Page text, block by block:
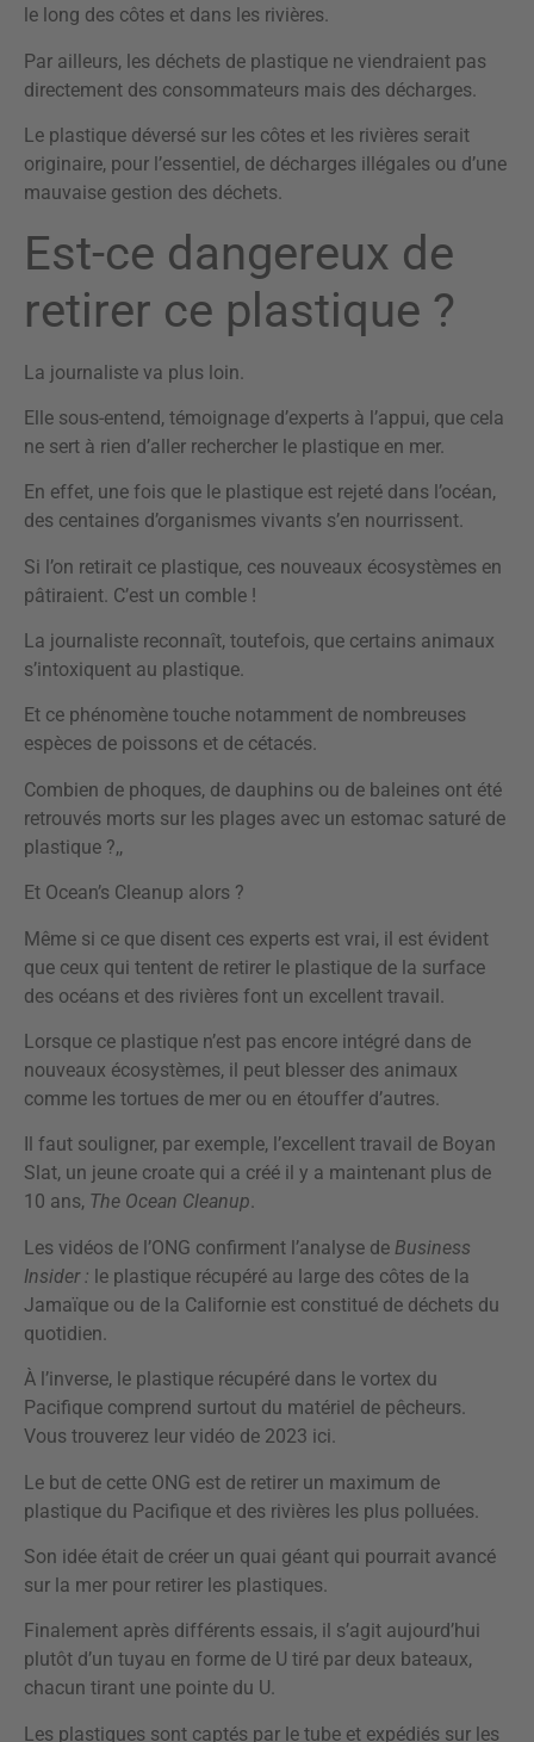
le long des côtes et dans les rivières.
Par ailleurs, les déchets de plastique ne viendraient pas
directement des consommateurs mais des décharges.
Le plastique déversé sur les côtes et les rivières serait
originaire, pour l’essentiel, de décharges illégales ou d’une
mauvaise gestion des déchets.
Est-ce dangereux de
retirer ce plastique ?
La journaliste va plus loin.
Elle sous-entend, témoignage d’experts à l’appui, que cela
ne sert à rien d’aller rechercher le plastique en mer.
En effet, une fois que le plastique est rejeté dans l’océan,
des centaines d’organismes vivants s’en nourrissent.
Si l’on retirait ce plastique, ces nouveaux écosystèmes en
pâtiraient. C’est un comble !
La journaliste reconnaît, toutefois, que certains animaux
s’intoxiquent au plastique.
Et ce phénomène touche notamment de nombreuses
espèces de poissons et de cétacés.
Combien de phoques, de dauphins ou de baleines ont été
retrouvés morts sur les plages avec un estomac saturé de
plastique ?,,
Et Ocean’s Cleanup alors ?
Même si ce que disent ces experts est vrai, il est évident
que ceux qui tentent de retirer le plastique de la surface
des océans et des rivières font un excellent travail.
Lorsque ce plastique n’est pas encore intégré dans de
nouveaux écosystèmes, il peut blesser des animaux
comme les tortues de mer ou en étouffer d’autres.
Il faut souligner, par exemple, l’excellent travail de Boyan
Slat, un jeune croate qui a créé il y a maintenant plus de
10 ans, The Ocean Cleanup.
Les vidéos de l’ONG confirment l’analyse de Business
Insider : le plastique récupéré au large des côtes de la
Jamaïque ou de la Californie est constitué de déchets du
quotidien.
À l’inverse, le plastique récupéré dans le vortex du
Pacifique comprend surtout du matériel de pêcheurs.
Vous trouverez leur vidéo de 2023 ici.
Le but de cette ONG est de retirer un maximum de
plastique du Pacifique et des rivières les plus polluées.
Son idée était de créer un quai géant qui pourrait avancé
sur la mer pour retirer les plastiques.
Finalement après différents essais, il s’agit aujourd’hui
plutôt d’un tuyau en forme de U tiré par deux bateaux,
chacun tirant une pointe du U.
Les plastiques sont captés par le tube et expédiés sur les